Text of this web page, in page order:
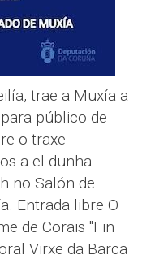
trae a Muxía a
público de
o traxe
a el dunha
no Salón de
Entrada libre O
de Corais "Fin
Virxe da Barca